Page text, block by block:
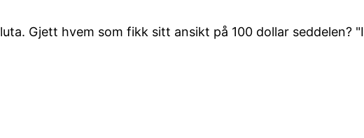
Gjett hvem som fikk sitt ansikt på 100 dollar seddelen? "I